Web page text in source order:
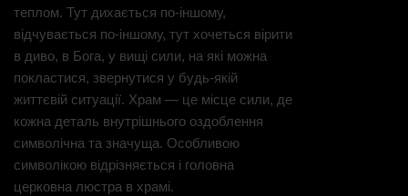
теплом. Тут дихається по-іншому,
відчувається по-іншому, тут хочеться вірити
в диво, в Бога, у вищі сили, на які можна
покластися, звернутися у будь-якій
життєвій ситуації. Храм — це місце сили, де
кожна деталь внутрішнього оздоблення
символічна та значуща. Особливою
символікою відрізняється і головна
церковна люстра в храмі.